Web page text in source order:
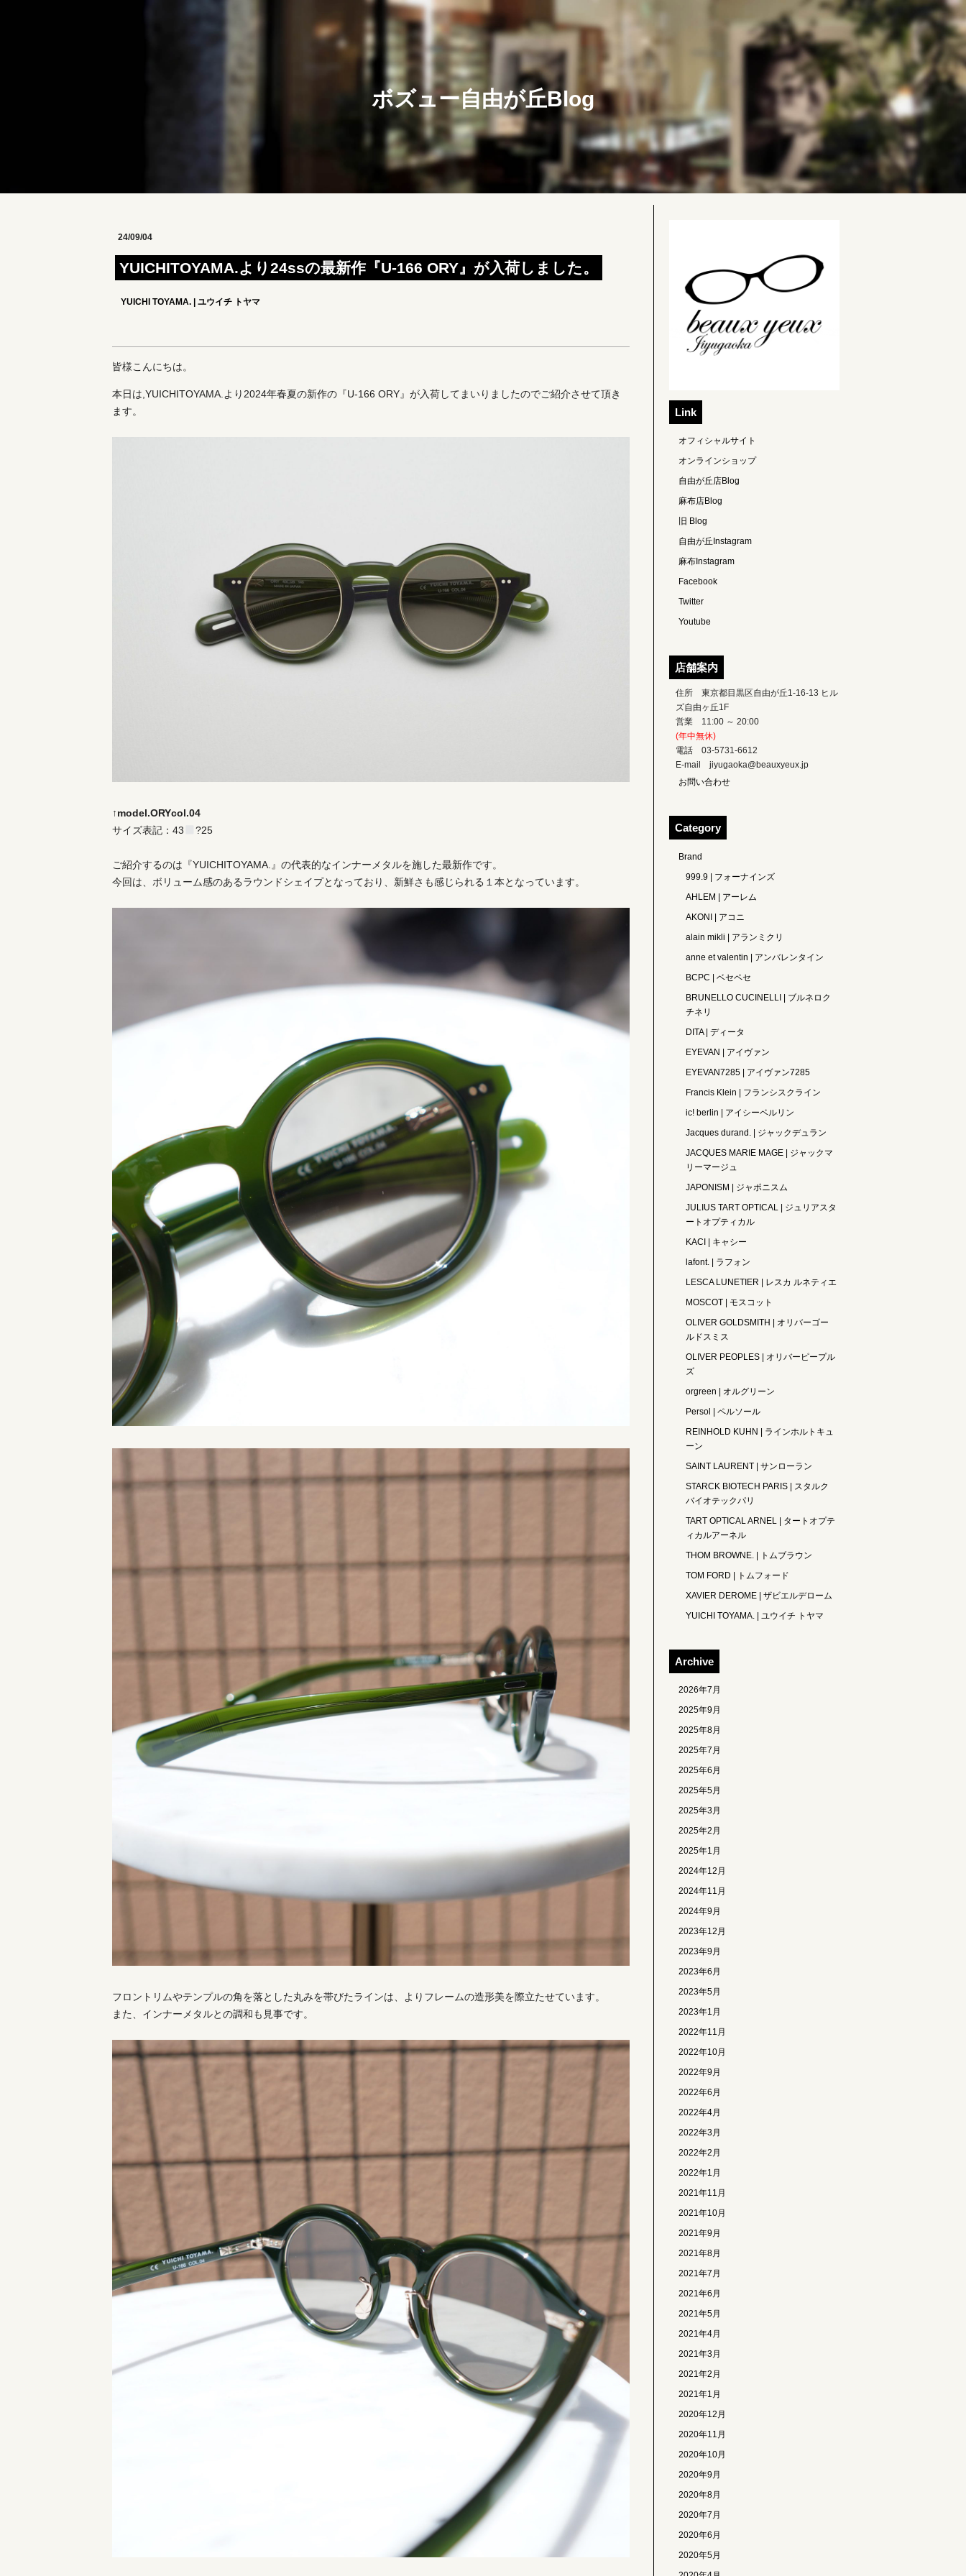
ボズュー自由が丘Blog
24/09/04
YUICHITOYAMA.より24ssの最新作『U-166 ORY』が入荷しました。
YUICHI TOYAMA. | ユウイチ トヤマ
皆様こんにちは。
本日は,YUICHITOYAMA.より2024年春夏の新作の『U-166 ORY』が入荷してまいりましたのでご紹介させて頂き
ます。
↑model.ORYcol.04
サイズ表記：43
?25
ご紹介するのは『YUICHITOYAMA.』の代表的なインナーメタルを施した最新作です。
今回は、ボリューム感のあるラウンドシェイプとなっており、新鮮さも感じられる１本となっています。
フロントリムやテンプルの角を落とした丸みを帯びたラインは、よりフレームの造形美を際立たせています。
また、インナーメタルとの調和も見事です。
Link
オフィシャルサイト
オンラインショップ
自由が丘店Blog
麻布店Blog
旧 Blog
自由が丘Instagram
麻布Instagram
Facebook
Twitter
Youtube
店舗案内
住所 東京都目黒区自由が丘1-16-13 ヒル
ズ自由ヶ丘1F
営業 11:00 ～ 20:00
(年中無休)
電話 03-5731-6612
E-mail jiyugaoka@beauxyeux.jp
お問い合わせ
Category
Brand
999.9 | フォーナインズ
AHLEM | アーレム
AKONI | アコニ
alain mikli | アランミクリ
anne et valentin | アンバレンタイン
BCPC | ベセペセ
BRUNELLO CUCINELLI | ブルネロク
チネリ
DITA | ディータ
EYEVAN | アイヴァン
EYEVAN7285 | アイヴァン7285
Francis Klein | フランシスクライン
ic! berlin | アイシーベルリン
Jacques durand. | ジャックデュラン
JACQUES MARIE MAGE | ジャックマ
リーマージュ
JAPONISM | ジャポニスム
JULIUS TART OPTICAL | ジュリアスタ
ートオプティカル
KACI | キャシー
lafont. | ラフォン
LESCA LUNETIER | レスカ ルネティエ
MOSCOT | モスコット
OLIVER GOLDSMITH | オリバーゴー
ルドスミス
OLIVER PEOPLES | オリバーピープル
ズ
orgreen | オルグリーン
Persol | ペルソール
REINHOLD KUHN | ラインホルトキュ
ーン
SAINT LAURENT | サンローラン
STARCK BIOTECH PARIS | スタルク
バイオテックパリ
TART OPTICAL ARNEL | タートオプテ
ィカルアーネル
THOM BROWNE. | トムブラウン
TOM FORD | トムフォード
XAVIER DEROME | ザビエルデローム
YUICHI TOYAMA. | ユウイチ トヤマ
Archive
2026年7月
2025年9月
2025年8月
2025年7月
2025年6月
2025年5月
2025年3月
2025年2月
2025年1月
2024年12月
2024年11月
2024年9月
2023年12月
2023年9月
2023年6月
2023年5月
2023年1月
2022年11月
2022年10月
2022年9月
2022年6月
2022年4月
2022年3月
2022年2月
2022年1月
2021年11月
2021年10月
2021年9月
2021年8月
2021年7月
2021年6月
2021年5月
2021年4月
2021年3月
2021年2月
2021年1月
2020年12月
2020年11月
2020年10月
2020年9月
2020年8月
2020年7月
2020年6月
2020年5月